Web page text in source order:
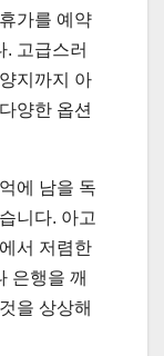
가를 예약
. 고급스러
지까지 아
양한 옵션
에 남을 독
니다. 아고
서 저렴한
은행을 깨
을 상상해